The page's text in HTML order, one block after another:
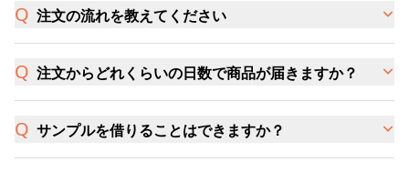
注文の流れを教えてください
注文からどれくらいの日数で商品が届きますか？
サンプルを借りることはできますか？